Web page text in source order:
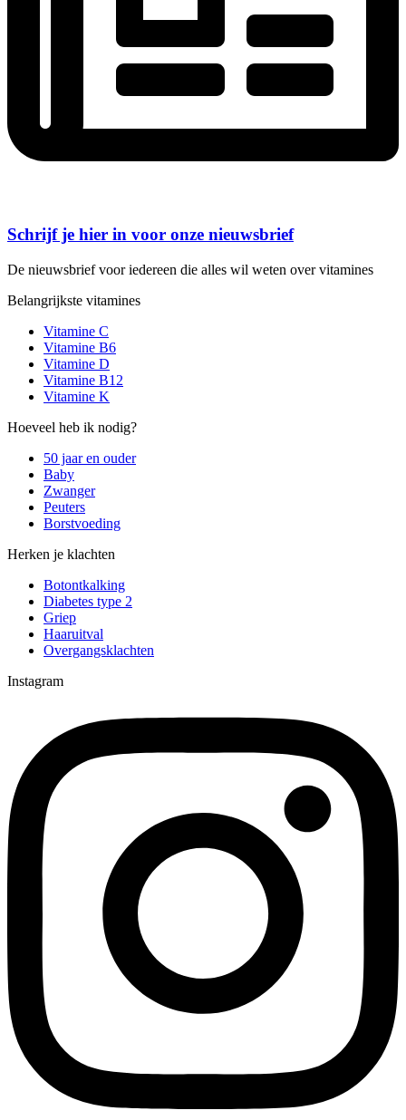
Schrijf je hier in voor onze nieuwsbrief
De nieuwsbrief voor iedereen die alles wil weten over vitamines
Belangrijkste vitamines
Vitamine C
Vitamine B6
Vitamine D
Vitamine B12
Vitamine K
Hoeveel heb ik nodig?
50 jaar en ouder
Baby
Zwanger
Peuters
Borstvoeding
Herken je klachten
Botontkalking
Diabetes type 2
Griep
Haaruitval
Overgangsklachten
Instagram